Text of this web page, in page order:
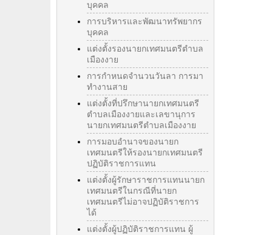
บุคคล
การบริหารและพัฒนาทรัพยากร
บุคคล
แต่งตั้งรองนายกเทศมนตรีตำบล
เมืองงาย
การกำหนดจำนวนวันลา การมา
ทำงานสาย
แต่งตั้งที่ปรึกษานายกเทศมนตรี
ตำบลเมืองงายและเลขานุการ
นายกเทศมนตรีตำบลเมืองงาย
การมอบอำนาจของนายก
เทศมนตรีให้รองนายกเทศมนตรี
ปฏิบัติราชการแทน
แต่งตั้งผู้รักษาราชการแทนนายก
เทศมนตรีในกรณีที่นายก
เทศมนตรีไม่อาจปฏิบัติราชการ
ได้
แต่งตั้งผู้ปฏิบัติราชการแทน ผู้